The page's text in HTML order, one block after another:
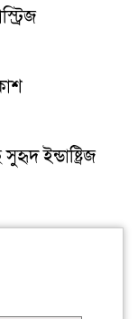
ইন্ডাষ্ট্রিজ